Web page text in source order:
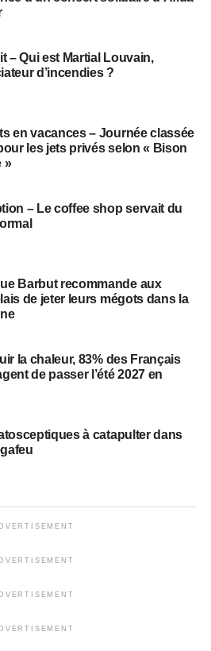
– Qui est Martial Louvain,
d’incendies ?
en vacances – Journée classée
les jets privés selon « Bison
»
– Le coffee shop servait du
Barbut recommande aux
de jeter leurs mégots dans la
la chaleur, 83% des Français
de passer l’été 2027 en
à catapulter dans